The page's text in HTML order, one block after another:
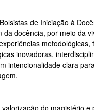
de Iniciação à
da docência, por meio da
metodológicas,
inovadoras,
intencionalidade clara
do magistério e